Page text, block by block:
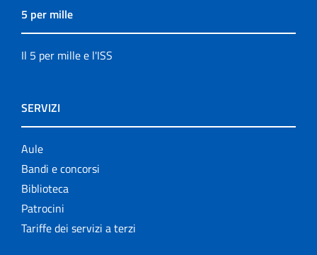
5 per mille
Il 5 per mille e l'ISS
SERVIZI
Aule
Bandi e concorsi
Biblioteca
Patrocini
Tariffe dei servizi a terzi